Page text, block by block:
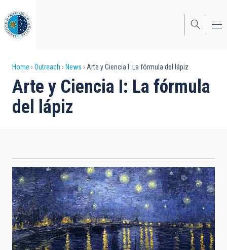
to
main
content
Breadcrumb
Home Outreach News Arte y Ciencia I: La fórmula del lápiz
Arte y Ciencia I: La fórmula
del lápiz